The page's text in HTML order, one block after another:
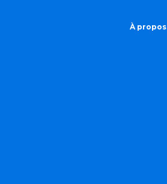
À propos